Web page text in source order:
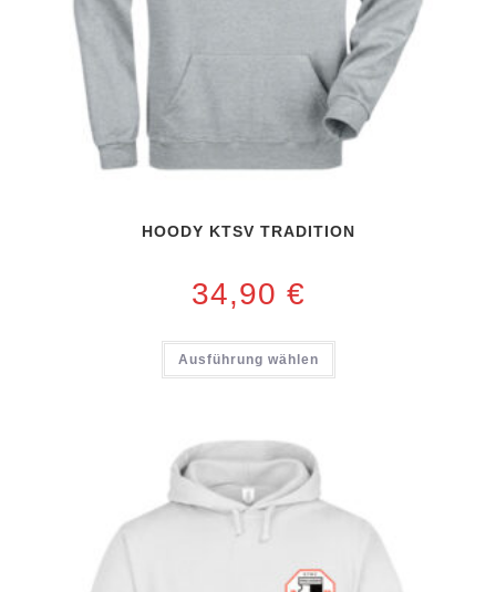
HOODY KTSV TRADITION
34,90 €
Ausführung wählen